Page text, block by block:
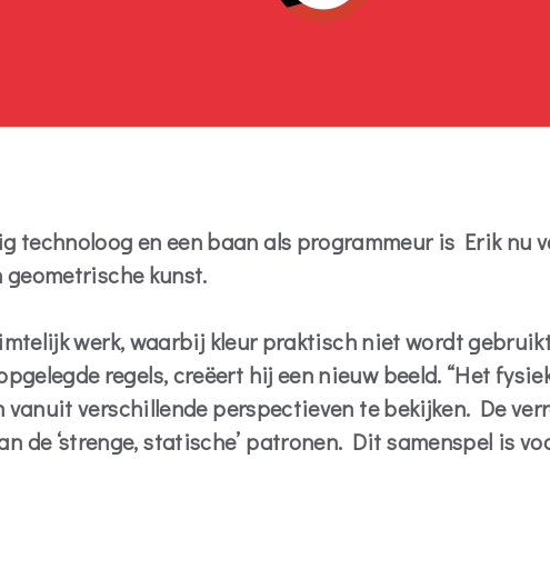
technoloog en een baan als programmeur is Erik nu
kunst.
werk, waarbij kleur praktisch niet wordt
regels, creëert hij een nieuw beeld. “Het
verschillende perspectieven te bekijken. De
de ‘strenge, statische’ patronen. Dit samenspel is